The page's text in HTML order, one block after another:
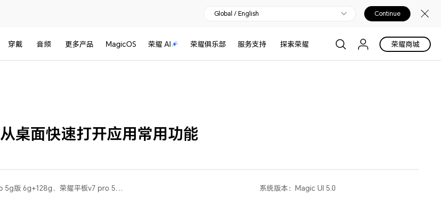
Global / English Continue
穿戴 音频 更多产品 MagicOS 荣耀 AI 荣耀俱乐部 服务支持 探索荣耀 荣耀商城
从桌面快速打开应用常用功能
荣耀平板 V7 Pro(荣耀平板v7 pro 5g版 6g+128g、荣耀平板v7 pro 5g版 8gb+256gb) 系统版本：Magic UI 5.0